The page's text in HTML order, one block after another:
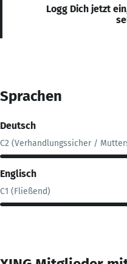
Logg Dich jetzt
Sprachen
Deutsch
C2 (Verhandlungssicher /
Englisch
C1 (Fließend)